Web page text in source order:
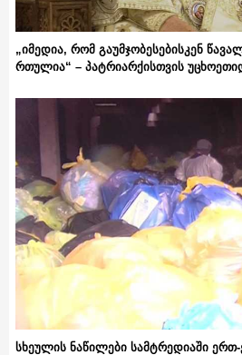
„იმედია, რომ გაუმჯობესებისკენ
რთულია“ – პატრიარქისთვის
სხეულის ნაწილები სამტრედიაში